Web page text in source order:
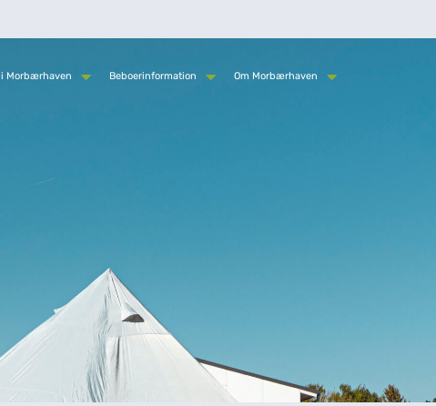
Morbærhaven Beboerinformation Om Morbærhaven